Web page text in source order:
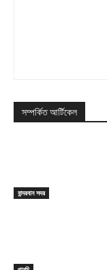
সম্পর্কিত আর্টিকেল
বান্দরবান সদর